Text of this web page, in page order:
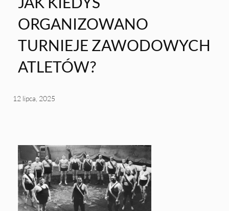
ORGANIZOWANO
TURNIEJE ZAWODOWYCH
ATLETÓW?
12 lipca, 2025